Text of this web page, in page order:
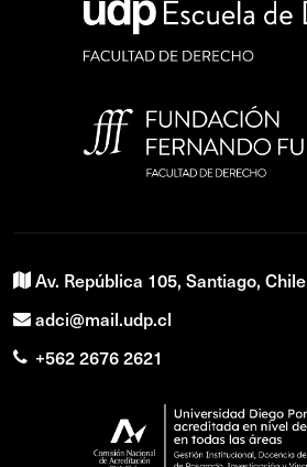
Av. República 105, Santiago, Chile
adci@mail.udp.cl
+562 2676 2621